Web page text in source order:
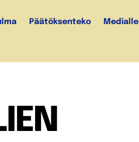
Päätöksenteko Medialle